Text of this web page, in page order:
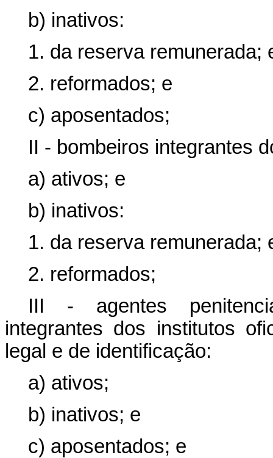
b) inativos:
1. da reserva remunerada;
2. reformados; e
c) aposentados;
II - bombeiros integrantes
a) ativos; e
b) inativos:
1. da reserva remunerada;
2. reformados;
III - agentes
integrantes dos institutos
legal e de identificação:
a) ativos;
b) inativos; e
c) aposentados; e